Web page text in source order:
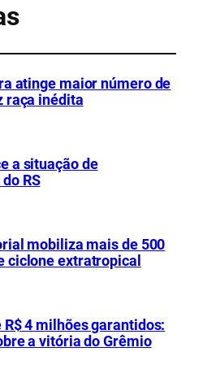
atinge maior número de
raça inédita
a situação de
RS
mobiliza mais de 500
ciclone extratropical
4 milhões garantidos:
a vitória do Grêmio